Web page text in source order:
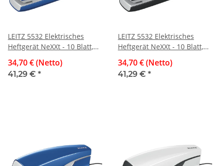
LEITZ 5532 Elektrisches
Heftgerät NeXXt - 10 Blatt,
34,70 € (Netto)
41,29 € *
LEITZ 5532 Elektrisches
Heftgerät NeXXt - 10 Blatt,
34,70 € (Netto)
41,29 € *